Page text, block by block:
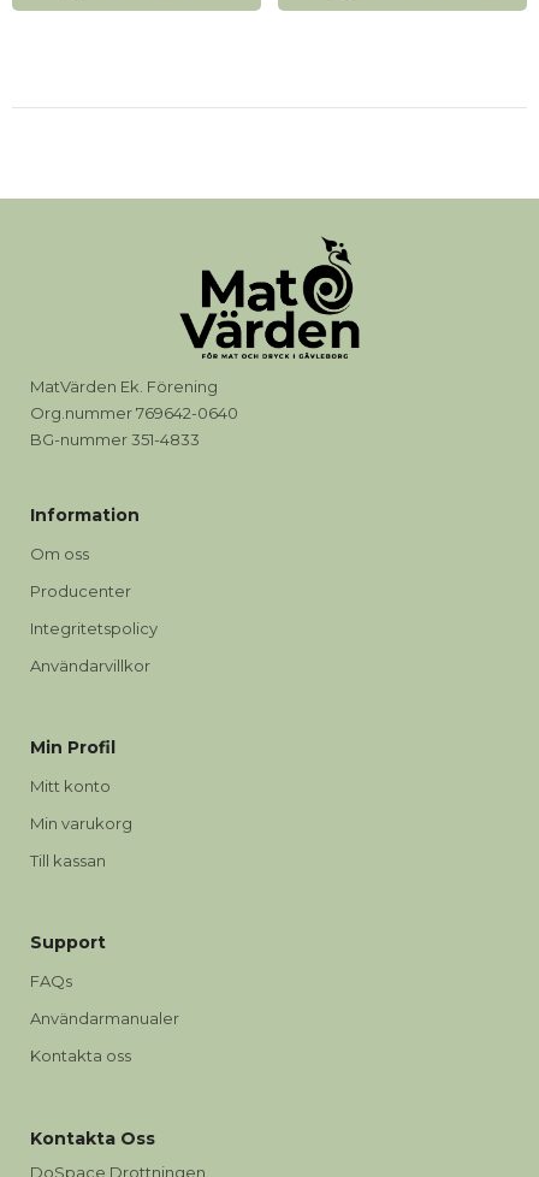
MatVärden Ek. Förening
Org.nummer 769642-0640
BG-nummer 351-4833
Information
Om oss
Producenter
Integritetspolicy
Användarvillkor
Min Profil
Mitt konto
Min varukorg
Till kassan
Support
FAQs
Användarmanualer
Kontakta oss
Kontakta Oss
DoSpace Drottningen